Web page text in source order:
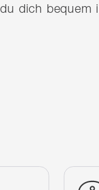
dich bequem